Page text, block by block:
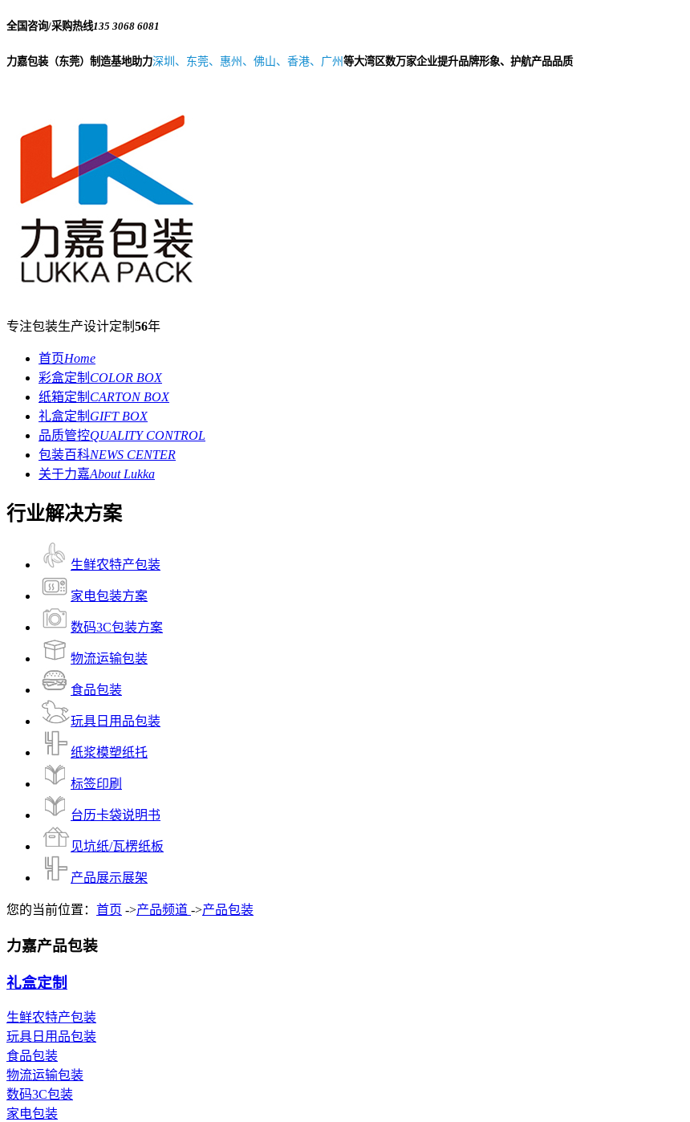
全国咨询/采购热线135 3068 6081
力嘉包装（东莞）制造基地助力深圳、东莞、惠州、佛山、香港、广州 等大湾区数万家企业提升品牌形象、护航产品品质
专注包装生产设计定制 56年
首页Home
彩盒定制 COLOR BOX
纸箱定制 CARTON BOX
礼盒定制 GIFT BOX
品质管控QUALITY CONTROL
包装百科NEWS CENTER
关于力嘉About Lukka
行业解决方案
生鲜农特产包装
家电包装方案
数码3C包装方案
物流运输包装
食品包装
玩具日用品包装
纸浆模塑纸托
标签印刷
台历卡袋说明书
见坑纸/瓦楞纸板
产品展示展架
您的当前位置： 首页 ->产品频道 ->产品包装
力嘉产品包装
礼盒定制
生鲜农特产包装
玩具日用品包装
食品包装
物流运输包装
数码3C包装
家电包装